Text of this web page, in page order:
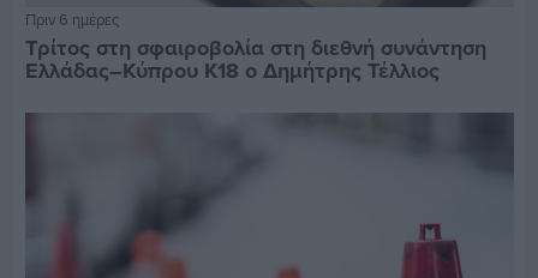
Πριν 6 ημέρες
Τρίτος στη σφαιροβολία στη διεθνή συνάντηση
Ελλάδας–Κύπρου Κ18 ο Δημήτρης Τέλλιος